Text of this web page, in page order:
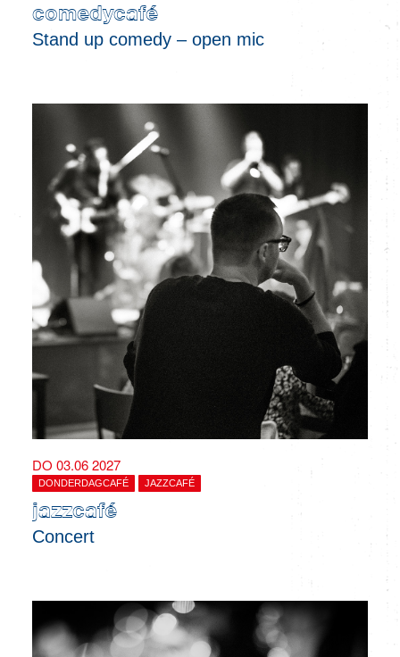
comedycafé
Stand up comedy – open mic
DO 03.06 2027
DONDERDAGCAFÉ JAZZCAFÉ
jazzcafé
Concert